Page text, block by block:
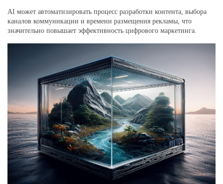
AI может автоматизировать процесс разработки контента, выбора
каналов коммуникации и времени размещения рекламы, что
значительно повышает эффективность цифрового маркетинга.